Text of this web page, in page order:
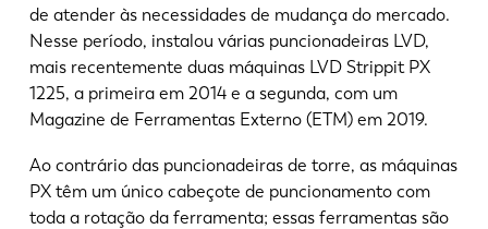
de atender às necessidades de mudança do mercado.
Nesse período, instalou várias puncionadeiras LVD,
mais recentemente duas máquinas LVD Strippit PX
1225, a primeira em 2014 e a segunda, com um
Magazine de Ferramentas Externo (ETM) em 2019.
Ao contrário das puncionadeiras de torre, as máquinas
PX têm um único cabeçote de puncionamento com
toda a rotação da ferramenta; essas ferramentas são